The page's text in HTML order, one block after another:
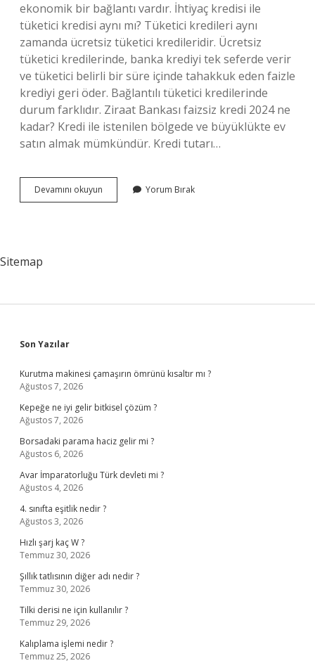
ekonomik bir bağlantı vardır. İhtiyaç kredisi ile
tüketici kredisi aynı mı? Tüketici kredileri aynı
zamanda ücretsiz tüketici kredileridir. Ücretsiz
tüketici kredilerinde, banka krediyi tek seferde verir
ve tüketici belirli bir süre içinde tahakkuk eden faizle
krediyi geri öder. Bağlantılı tüketici kredilerinde
durum farklıdır. Ziraat Bankası faizsiz kredi 2024 ne
kadar? Kredi ile istenilen bölgede ve büyüklükte ev
satın almak mümkündür. Kredi tutarı…
Devamını okuyun
Tüketici
Yorum Bırak
Sitemap
Sidebar
Son Yazılar
Kurutma makinesi çamaşırın ömrünü kısaltır mı ?
Ağustos 7, 2026
Kepeğe ne iyi gelir bitkisel çözüm ?
Ağustos 7, 2026
Borsadaki parama haciz gelir mi ?
Ağustos 6, 2026
Avar İmparatorluğu Türk devleti mi ?
Ağustos 4, 2026
4. sınıfta eşitlik nedir ?
Ağustos 3, 2026
Hızlı şarj kaç W ?
Temmuz 30, 2026
Şıllık tatlısının diğer adı nedir ?
Temmuz 30, 2026
Tilki derisi ne için kullanılır ?
Temmuz 29, 2026
Kalıplama işlemi nedir ?
Temmuz 25, 2026